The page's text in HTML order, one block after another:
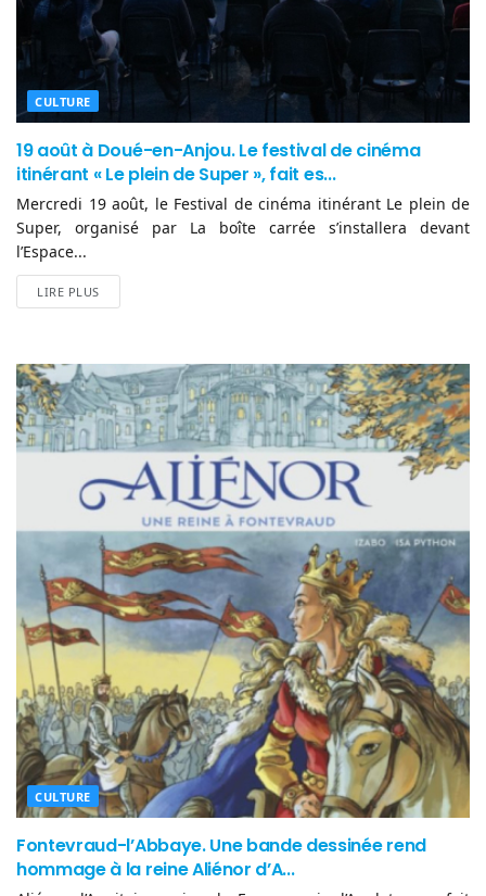
CULTURE
19 août à Doué-en-Anjou. Le festival de cinéma
itinérant « Le plein de Super », fait es...
Mercredi 19 août, le Festival de cinéma itinérant Le plein de
Super, organisé par La boîte carrée s’installera devant
l’Espace...
LIRE PLUS
CULTURE
Fontevraud-l’Abbaye. Une bande dessinée rend
hommage à la reine Aliénor d’A...